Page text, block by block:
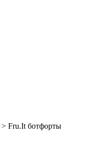
> Fru.It ботфорты